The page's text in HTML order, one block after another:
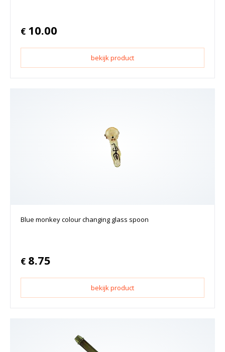
€ 10.00
bekijk product
Blue monkey colour changing glass spoon
€ 8.75
bekijk product